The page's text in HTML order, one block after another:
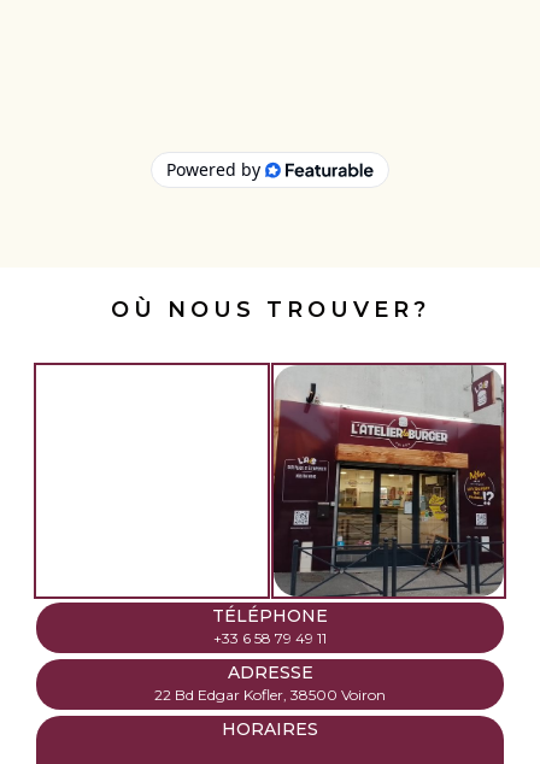
OÙ NOUS TROUVER?
TÉLÉPHONE
+33 6 58 79 49 11
ADRESSE
22 Bd Edgar Kofler, 38500 Voiron
HORAIRES